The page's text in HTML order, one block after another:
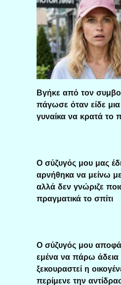
Βγήκε από τον
πάγωσε όταν είδε
γυναίκα να κρατά το
Ο σύζυγός μου μας
αρνήθηκα να μείνω
αλλά δεν γνώριζε
πραγματικά το σπίτι
Ο σύζυγός μου
εμένα να πάρω άδεια
ξεκουραστεί η
περίμενε την